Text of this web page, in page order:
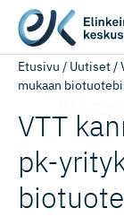
Etusivu / Uutiset/
mukaan
VTT
pk-